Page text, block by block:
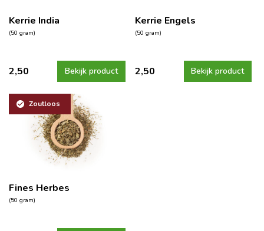
Kerrie India
(50 gram)
2,50 Bekijk product
Kerrie Engels
(50 gram)
2,50 Bekijk product
Zoutloos
Fines Herbes
(50 gram)